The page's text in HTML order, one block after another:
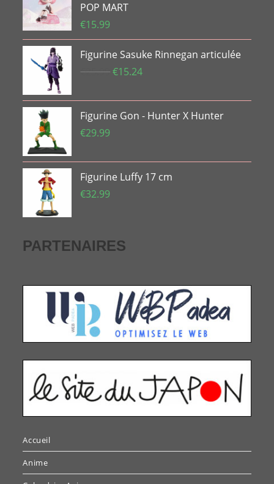
POP MART
€15.99
Figurine Sasuke Rinnegan articulée
€25.99 Le
initial
était :
€15.24Le
actuel
est :
Figurine Gon - Hunter X Hunter
€29.99
Figurine Luffy 17 cm
€32.99
PARTENAIRES
Accueil
Anime